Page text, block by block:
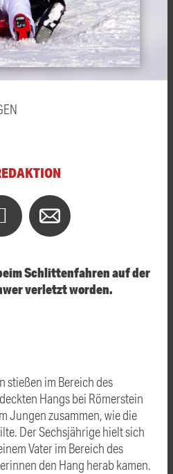
Schlittenfahren auf der
verletzt worden.
stießen im Bereich des
Hangs bei Römerstein
Jungen zusammen, wie die
Der Sechsjährige hielt sich
Vater im Bereich des
den Hang herab kamen.